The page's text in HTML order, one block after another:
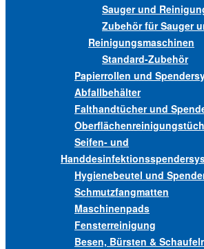
Sauger und
Zubehör für Sauger
Reinigungsmaschinen
Standard-Zubehör
Papierrollen und
Abfallbehälter
Falthandtücher und
Seifen- und
Hygienebeutel und
Schmutzfangmatten
Maschinenpads
Fensterreinigung
Besen, Bürsten &